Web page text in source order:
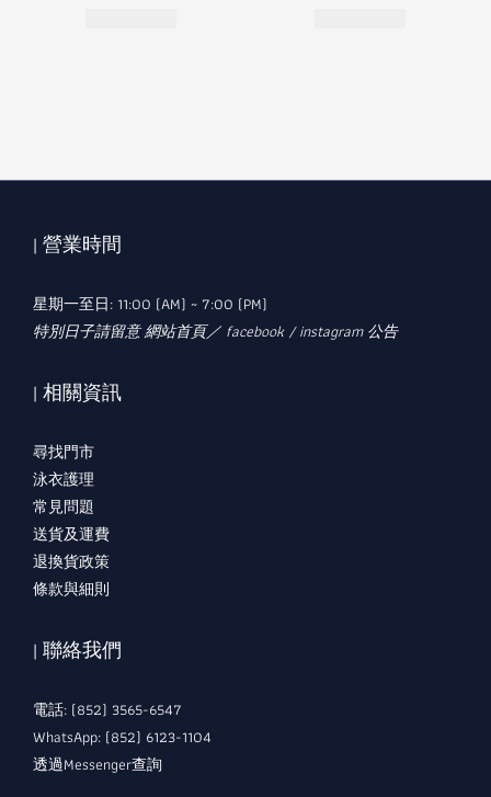
| 營業時間
星期一至日: 11:00 (AM) ~ 7:00 (PM)
特別日子請留意 網站首頁／ facebook / instagram 公告
| 相關資訊
尋找門市
泳衣護理
常見問題
送貨及運費
退換貨政策
條款與細則
| 聯絡我們
電話: (852) 3565-6547
WhatsApp: (852) 6123-1104
透過Messenger查詢